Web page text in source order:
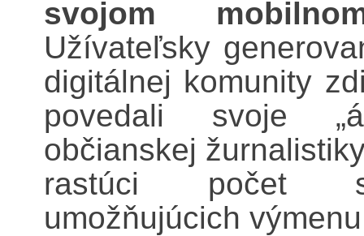
svojom
Užívateľsky
digitálnej komunity
povedali svoje
občianskej
rastúci počet
umožňujúcich